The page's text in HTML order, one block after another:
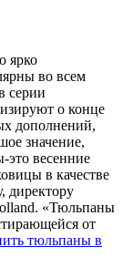
ярко
во всем
серии
о конце
дополнений,
значение,
это весенние
в качестве
директору
«Тюльпаны
от
тюльпаны в